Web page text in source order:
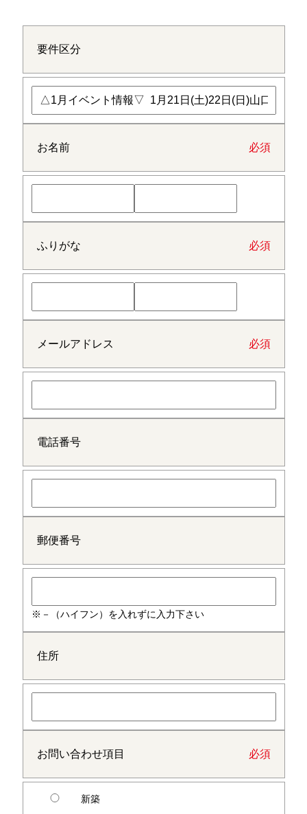
要件区分
お名前 必須
ふりがな 必須
メールアドレス 必須
電話番号
郵便番号
※－（ハイフン）を入れずに入力下さい
住所
お問い合わせ項目 必須
新築